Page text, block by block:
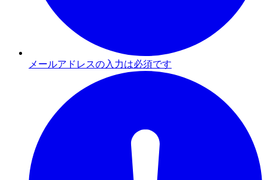
メールアドレスの入力は必須です